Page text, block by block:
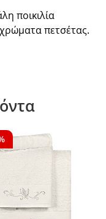
ποικιλία
πετσέτας.